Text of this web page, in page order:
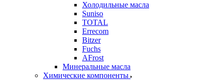
Холодильные масла
Suniso
TOTAL
Errecom
Bitzer
Fuchs
AFrost
Минеральные масла
Химические компоненты